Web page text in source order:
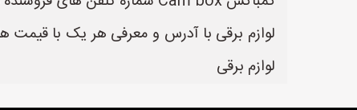
لوازم برقی با آدرس و معرفی هر یک با قیمت
لوازم برقی